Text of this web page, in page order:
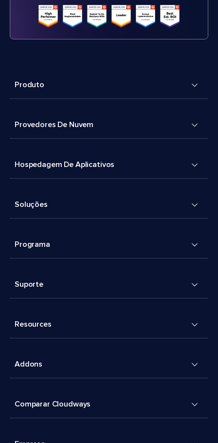
Produto
Provedores De Nuvem
Hospedagem De Aplicativos
Soluções
Programa
Suporte
Resources
Addons
Comparar Cloudways